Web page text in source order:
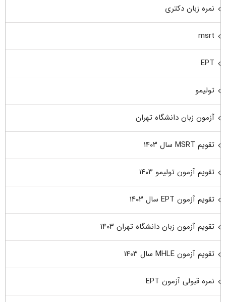
نمره زبان دکتری
msrt
EPT
تولیمو
آزمون زبان دانشگاه تهران
تقویم MSRT سال ۱۴۰۳
تقویم آزمون تولیمو ۱۴۰۳
تقویم آزمون EPT سال ۱۴۰۳
تقویم آزمون زبان دانشگاه تهران ۱۴۰۳
تقویم آزمون MHLE سال ۱۴۰۳
نمره قبولی آزمون EPT